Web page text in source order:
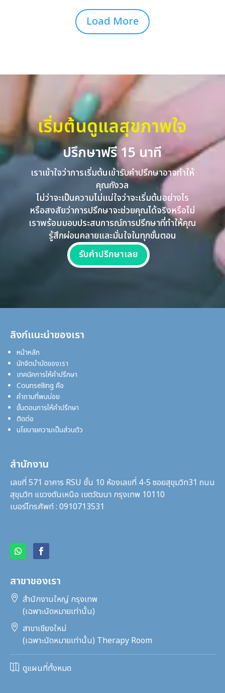
Load More
เริ่มต้นดูแลสุขภาพใจ
ปรึกษาฟรี 15 นาที
เราเข้าใจว่าการเริ่มต้นเข้ารับคำปรึกษาอาจทำให้
คุณกังวล
ไม่ว่าจะเป็นความไม่แน่ใจว่าจะเริ่มต้นอย่างไร
หรือสงสัยว่าการปรึกษาจะช่วยคุณได้จริงหรือไม่
เราพร้อมมอบประสบการณ์การปรึกษาที่ทำให้คุณ
รู้สึกผ่อนคลายและมั่นใจในทุกขั้นตอน
รับคำปรึกษาเลย
ลิงก์แนะนำของเรา
หน้าหลัก
นักจิตบำบัดของเรา
เทคนิคการให้คำปรึกษา
Counselling คือ
คำถามที่พบบ่อย
ขั้นตอนการให้คำปรึกษา
ติดต่อ
นโยบายความเป็นส่วนตัว
สำนักงาน
เลขที่ 571 อาคาร RSU ชั้น 10 ห้องเลขที่ 4-5 ซอยสุขุมวิท31 ถนน
สุขุมวิท แขวงตันเหนือ เขตวัฒนา กรุงเทพ 10110
เบอร์โทรศัพท์ : 0910713531
สาขาของเรา
 สำนักงานใหญ่ กรุงเทพ
(เฉพาะนัดหมายเท่านั้น)
 สาขาเชียงใหม่
(เฉพาะนัดหมายเท่านั้น) Therapy Room
 ดูแผนที่ทั้งหมด